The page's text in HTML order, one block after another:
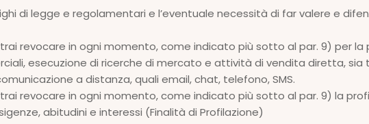
di legge e regolamentari e l’eventuale necessità di far valere e
revocare in ogni momento, come indicato più sotto al par. 9) per
esecuzione di ricerche di mercato e attività di vendita diretta,
a distanza, quali email, chat, telefono, SMS.
revocare in ogni momento, come indicato più sotto al par. 9) la
abitudini e interessi (Finalità di Profilazione)